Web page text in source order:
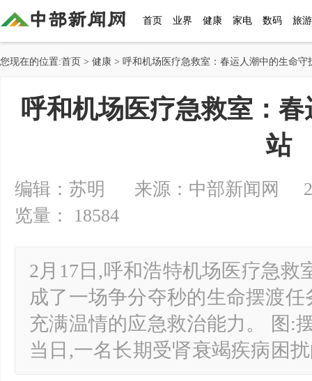
首页 业界 健康 家电 数码 旅游
您现在的位置:首页 > 健康 > 呼和机场医疗急救室：春运人潮中的生命守
呼和机场医疗急救室：
站
编辑：苏明 来源：中部新闻网
览量： 18584
2月17日,呼和浩特机场医疗急救
成了一场争分夺秒的生命摆渡
充满温情的应急救治能力。 图
当日,一名长期受肾衰竭疾病困